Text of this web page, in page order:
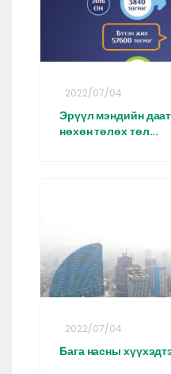
2022/07/04
Эрүүл мэндийн
нөхөн төлөх төл...
2022/07/04
Бага насны